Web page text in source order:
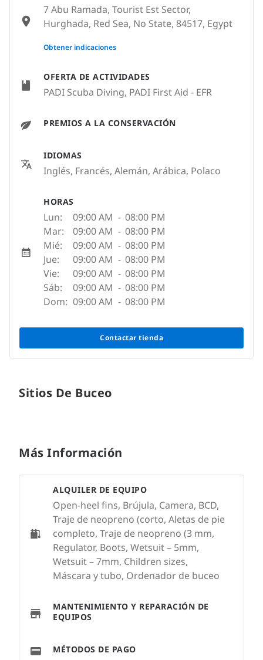
OFERTA DE ACTIVIDADES
PADI Scuba Diving, PADI First Aid - EFR
PREMIOS A LA CONSERVACIÓN
IDIOMAS
Inglés, Francés, Alemán, Arábica, Polaco
HORAS
Lun: 09:00 AM - 08:00 PM
Mar:
09:00 AM - 08:00 PM
Mié:
09:00 AM - 08:00 PM
Jue:
09:00 AM - 08:00 PM
Vie:
09:00 AM - 08:00 PM
Sáb:
09:00 AM - 08:00 PM
Dom: 09:00 AM - 08:00 PM
Contactar tienda
7 Abu Ramada, Tourist Est Sector,
Hurghada, Red Sea, No State, 84517, Egypt
None
Obtener indicaciones
Sitios De Buceo
Más Información
ALQUILER DE EQUIPO
Open-heel fins, Brújula, Camera, BCD,
Traje de neopreno (corto, Aletas de pie
completo, Traje de neopreno (3 mm,
Regulator, Boots, Wetsuit – 5mm,
Wetsuit – 7mm, Children sizes,
Máscara y tubo, Ordenador de buceo
MANTENIMIENTO Y REPARACIÓN DE
EQUIPOS
MÉTODOS DE PAGO